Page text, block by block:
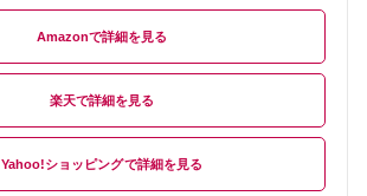
Amazon
楽天
Yahoo!ショッピング